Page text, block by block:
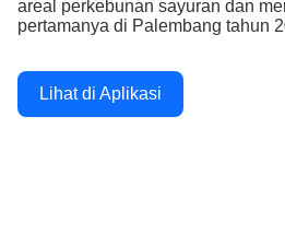
areal perkebunan sayuran dan
pertamanya di Palembang tahun
Lihat di Aplikasi